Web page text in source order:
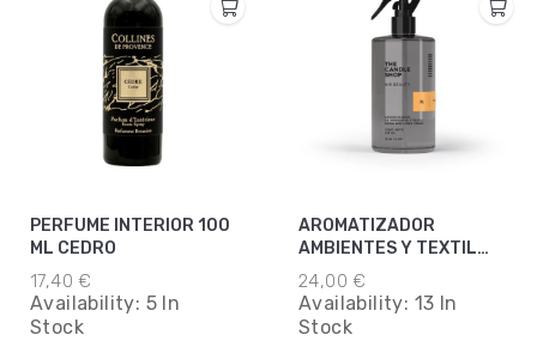
PERFUME INTERIOR 100
ML CEDRO
17,40 €
Availability: 5 In
Stock
AROMATIZADOR
AMBIENTES Y TEXTIL
NECTARINE
24,00 €
Availability: 13 In
Stock